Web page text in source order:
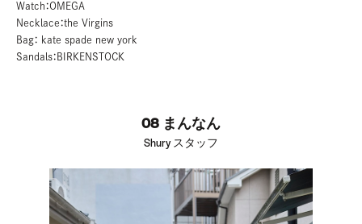
Watch：OMEGA
Necklace：the Virgins
Bag： kate spade new york
Sandals：BIRKENSTOCK
08 まんなん
Shury スタッフ